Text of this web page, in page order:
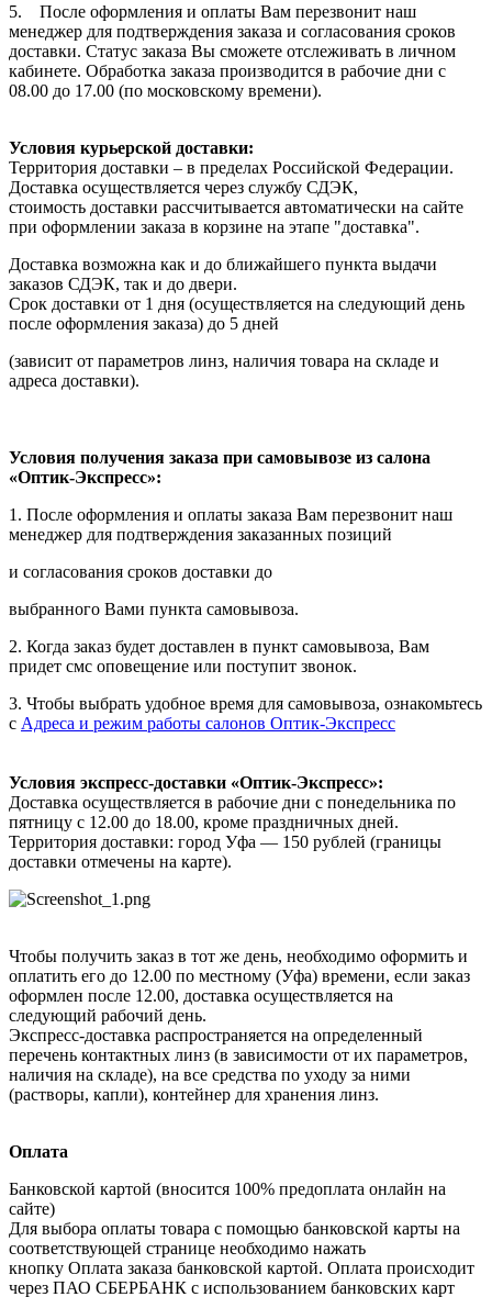
5. После оформления и оплаты Вам перезвонит наш
менеджер для подтверждения заказа и согласования сроков
доставки. Статус заказа Вы сможете отслеживать в личном
кабинете. Обработка заказа производится в рабочие дни с
08.00 до 17.00 (по московскому времени).
Условия курьерской доставки:
Территория доставки – в пределах Российской Федерации.
Доставка осуществляется через службу СДЭК,
стоимость доставки рассчитывается автоматически на сайте
при оформлении заказа в корзине на этапе "доставка".
Доставка возможна как и до ближайшего пункта выдачи
заказов СДЭК, так и до двери.
Срок доставки от 1 дня (осуществляется на следующий день
после оформления заказа) до 5 дней
(зависит от параметров линз, наличия товара на складе и
адреса доставки).
Условия получения заказа при самовывозе из салона
«Оптик-Экспресс»:
1. После оформления и оплаты заказа Вам перезвонит наш
менеджер для подтверждения заказанных позиций
и согласования сроков доставки до
выбранного Вами пункта самовывоза.
2. Когда заказ будет доставлен в пункт самовывоза, Вам
придет смс оповещение или поступит звонок.
3. Чтобы выбрать удобное время для самовывоза, ознакомьтесь
с Адреса и режим работы салонов Оптик-Экспресс
Условия экспресс-доставки «Оптик-Экспресс»:
Доставка осуществляется в рабочие дни с понедельника по
пятницу с 12.00 до 18.00, кроме праздничных дней.
Территория доставки: город Уфа — 150 рублей (границы
доставки отмечены на карте).
Чтобы получить заказ в тот же день, необходимо оформить и
оплатить его до 12.00 по местному (Уфа) времени, если заказ
оформлен после 12.00, доставка осуществляется на
следующий рабочий день.
Экспресс-доставка распространяется на определенный
перечень контактных линз (в зависимости от их параметров,
наличия на складе), на все средства по уходу за ними
(растворы, капли), контейнер для хранения линз.
Оплата
Банковской картой (вносится 100% предоплата онлайн на
сайте)
Для выбора оплаты товара с помощью банковской карты на
соответствующей странице необходимо нажать
кнопку Оплата заказа банковской картой. Оплата происходит
через ПАО СБЕРБАНК с использованием банковских карт